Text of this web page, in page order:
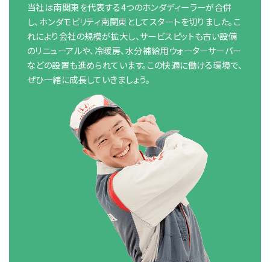
プライバシーポリシー
ホンダモビリティ南関東 法人サイト
当社は南関東を代表する4つのホンダディーラーが合併
し、ホンダモビリティ南関東としてスタートを切りました。こ
れにより会社の規模が拡大し、サービスピットも古い設備
のリニューアルや、冷暖房、水分補給用ウォーターサーバー
などの設置も進められています。この快適に働ける環境で、
ぜひ一緒に成長していきましょう。